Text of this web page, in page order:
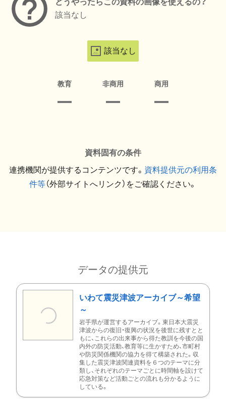
該当なし
該当なし
教育 非商用 商用
資料固有の条件
連携機関が提供するコンテンツです。 資料提供元の利用条
件等（外部サイトへリンク）をご確認ください。
データの提供元
いわて震災津波アーカイブ～希望
～
岩手県が運営するアーカイブ。東日本大震災
津波からの復旧・復興の状況を後世に残すとと
もに、これらの出来事から得た教訓を今後の国
内外の防災活動、教育等に生かすため、市町村
や防災関係機関の協力を得て構築された。収
集した震災津波関連資料を６つのテーマに分
類し、それぞれのテーマごとに時間軸を設けて
応急対策など活動ごとの流れも分かるように
している。